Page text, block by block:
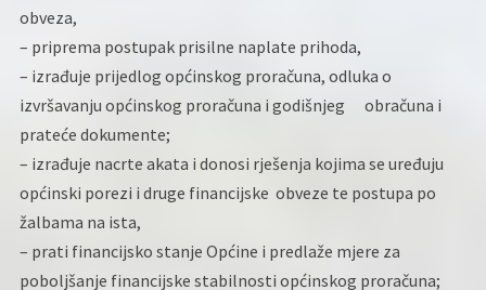
obveza,
– priprema postupak prisilne naplate prihoda,
– izrađuje prijedlog općinskog proračuna, odluka o
izvršavanju općinskog proračuna i godišnjeg obračuna i
prateće dokumente;
– izrađuje nacrte akata i donosi rješenja kojima se uređuju
općinski porezi i druge financijske obveze te postupa po
žalbama na ista,
– prati financijsko stanje Općine i predlaže mjere za
poboljšanje financijske stabilnosti općinskog proračuna;